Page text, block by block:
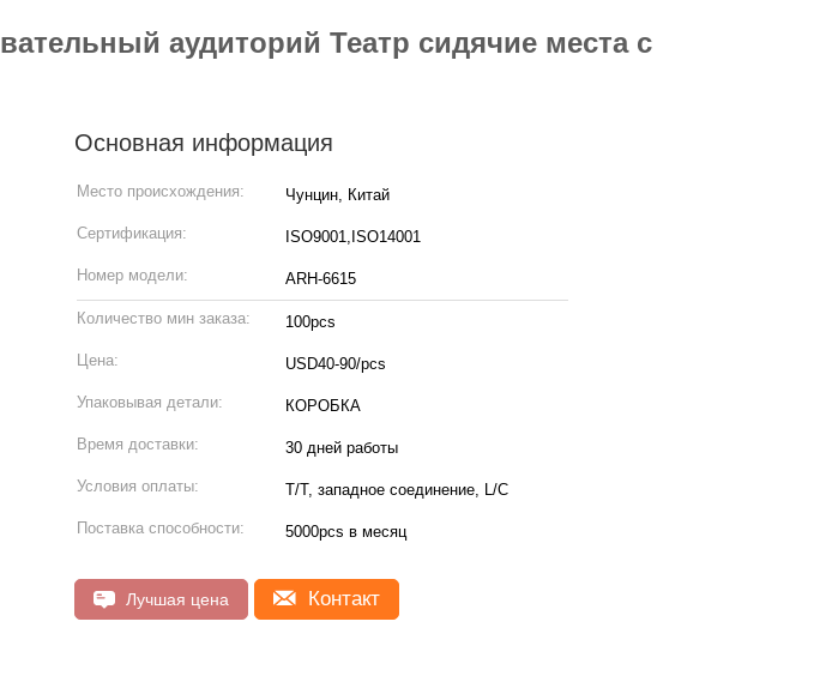
аудиторий Театр сидячие места с
Основная информация
Место происхождения: Чунцин, Китай
Сертификация: ISO9001,ISO14001
Номер модели: ARH-6615
Количество мин заказа: 100pcs
Цена: USD40-90/pcs
Упаковывая детали: КОРОБКА
Время доставки: 30 дней работы
Условия оплаты: T/T, западное соединение, L/C
Поставка способности: 5000pcs в месяц
Лучшая цена Контакт